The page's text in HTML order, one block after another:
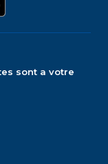
sont a votre